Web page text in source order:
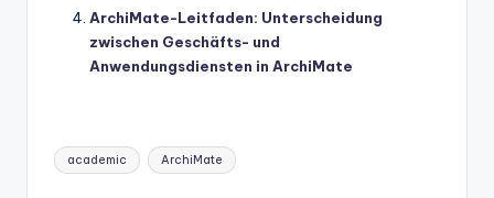
ArchiMate-Leitfaden: Unterscheidung
zwischen Geschäfts- und
Anwendungsdiensten in ArchiMate
Tags:
academic ArchiMate